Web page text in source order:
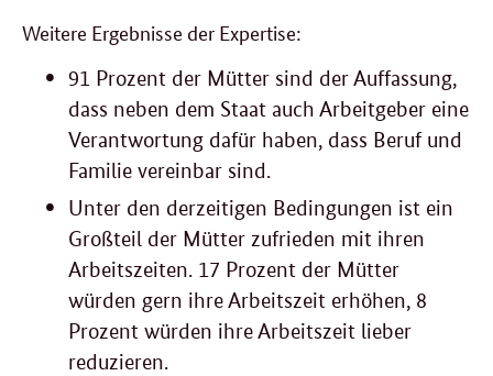
Weitere Ergebnisse der Expertise:
91 Prozent der Mütter sind der Auffassung,
dass neben dem Staat auch Arbeitgeber eine
Verantwortung dafür haben, dass Beruf und
Familie vereinbar sind.
Unter den derzeitigen Bedingungen ist ein
Großteil der Mütter zufrieden mit ihren
Arbeitszeiten. 17 Prozent der Mütter
würden gern ihre Arbeitszeit erhöhen, 8
Prozent würden ihre Arbeitszeit lieber
reduzieren.